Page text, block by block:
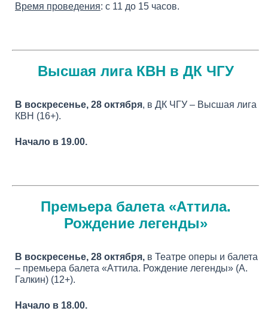
Время проведения: с 11 до 15 часов.
Высшая лига КВН в ДК ЧГУ
В воскресенье, 28 октября, в ДК ЧГУ – Высшая лига
КВН (16+).
Начало в 19.00.
Премьера балета «Аттила.
Рождение легенды»
В воскресенье, 28 октября, в Театре оперы и балета
– премьера балета «Аттила. Рождение легенды» (А.
Галкин) (12+).
Начало в 18.00.